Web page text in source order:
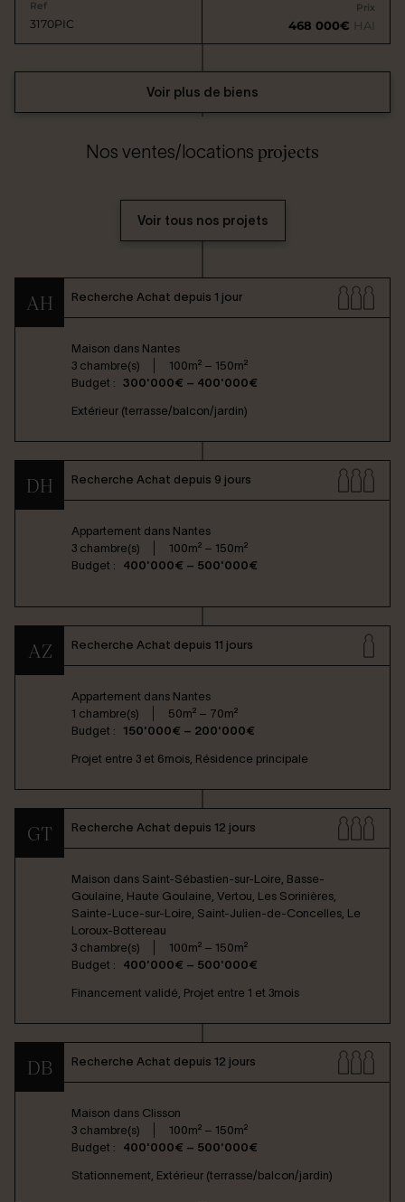
Ref
3170PIC
Prix
468 000€ HAI
Voir plus de biens
Nos ventes/locations projects
Voir tous nos projets
AH Recherche Achat depuis 1 jour
Maison dans Nantes
3 chambre(s)
100m² – 150m²
Budget :
300'000€ – 400'000€
Extérieur (terrasse/balcon/jardin)
DH Recherche Achat depuis 9 jours
Appartement dans Nantes
3 chambre(s)
100m² – 150m²
Budget :
400'000€ – 500'000€
AZ Recherche Achat depuis 11 jours
Appartement dans Nantes
1 chambre(s)
50m² – 70m²
Budget :
150'000€ – 200'000€
Projet entre 3 et 6mois, Résidence principale
GT Recherche Achat depuis 12 jours
Maison dans Saint-Sébastien-sur-Loire, Basse-
Goulaine, Haute Goulaine, Vertou, Les Sorinières,
Sainte-Luce-sur-Loire, Saint-Julien-de-Concelles, Le
Loroux-Bottereau
3 chambre(s)
100m² – 150m²
Budget :
400'000€ – 500'000€
Financement validé, Projet entre 1 et 3mois
DB Recherche Achat depuis 12 jours
Maison dans Clisson
3 chambre(s)
100m² – 150m²
Budget :
400'000€ – 500'000€
Stationnement, Extérieur (terrasse/balcon/jardin)